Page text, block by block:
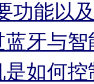
功能以
蓝牙与
是如何